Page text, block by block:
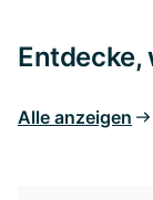
Entdecke,
Alle anzeigen